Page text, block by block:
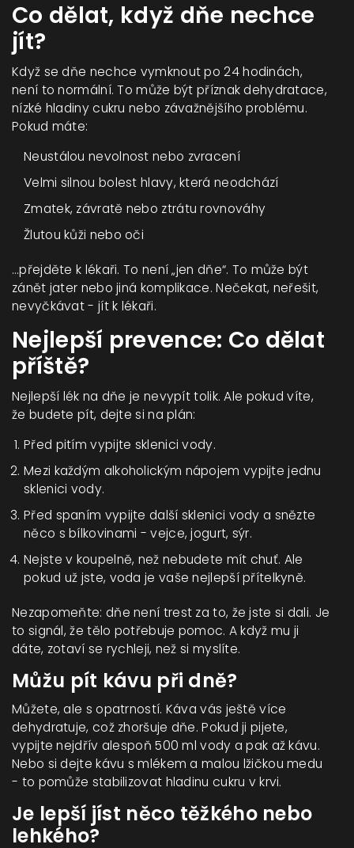
Co dělat, když dňe nechce
jít?
Když se dňe nechce vymknout po 24 hodinách,
není to normální. To může být příznak dehydratace,
nízké hladiny cukru nebo závažnějšího problému.
Pokud máte:
Neustálou nevolnost nebo zvracení
Velmi silnou bolest hlavy, která neodchází
Zmatek, závratě nebo ztrátu rovnováhy
Žlutou kůži nebo oči
…přejděte k lékaři. To není „jen dňe“. To může být
zánět jater nebo jiná komplikace. Nečekat, neřešit,
nevyčkávat - jít k lékaři.
Nejlepší prevence: Co dělat
příště?
Nejlepší lék na dňe je nevypít tolik. Ale pokud víte,
že budete pít, dejte si na plán:
Před pitím vypijte sklenici vody.
Mezi každým alkoholickým nápojem vypijte jednu
sklenici vody.
Před spaním vypijte další sklenici vody a snězte
něco s bílkovinami - vejce, jogurt, sýr.
Nejste v koupelně, než nebudete mít chuť. Ale
pokud už jste, voda je vaše nejlepší přítelkyně.
Nezapomeňte: dňe není trest za to, že jste si dali. Je
to signál, že tělo potřebuje pomoc. A když mu ji
dáte, zotaví se rychleji, než si myslíte.
Můžu pít kávu při dně?
Můžete, ale s opatrností. Káva vás ještě více
dehydratuje, což zhoršuje dňe. Pokud ji pijete,
vypijte nejdřív alespoň 500 ml vody a pak až kávu.
Nebo si dejte kávu s mlékem a malou lžičkou medu
- to pomůže stabilizovat hladinu cukru v krvi.
Je lepší jíst něco těžkého nebo
lehkého?